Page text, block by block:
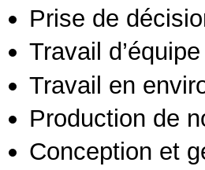
Prise de
Travail d’équipe
Travail en
Production de
Conception et